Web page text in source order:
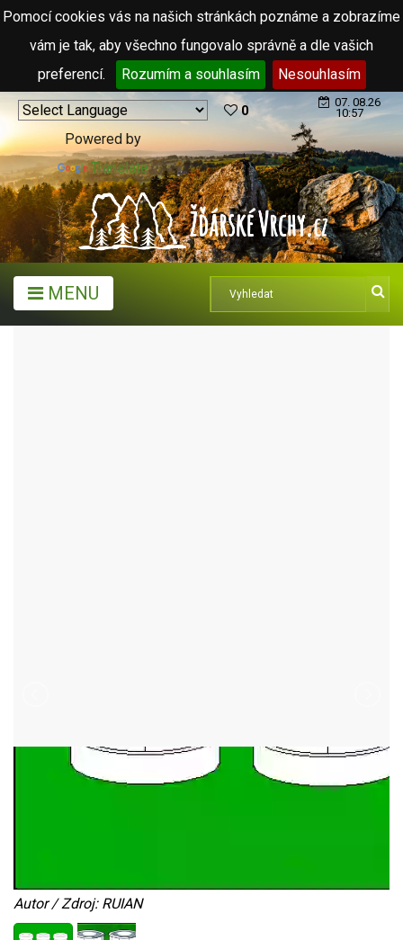
Pomocí cookies vás na našich stránkách poznáme a zobrazíme
vám je tak, aby všechno fungovalo správně a dle vašich
preferencí.
Rozumím a souhlasím Nesouhlasím
Powered by
Translate
0
07. 08.26
10:57
MENU
Autor / Zdroj: RUIAN